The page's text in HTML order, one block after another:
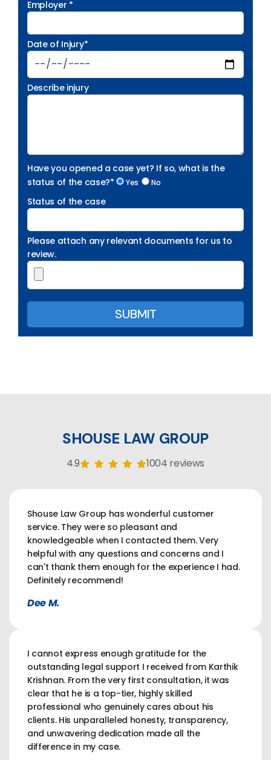
Employer *
Date of Injury*
Describe injury
Have you opened a case yet? If so, what is the
status of the case?*
Yes No
Status of the case
Please attach any relevant documents for us to
review.
SHOUSE LAW GROUP
4.9 1004 reviews
Shouse Law Group has wonderful customer
service. They were so pleasant and
knowledgeable when I contacted them. Very
helpful with any questions and concerns and I
can't thank them enough for the experience I had.
Definitely recommend!
Dee M.
I cannot express enough gratitude for the
outstanding legal support I received from Karthik
Krishnan. From the very first consultation, it was
clear that he is a top-tier, highly skilled
professional who genuinely cares about his
clients. His unparalleled honesty, transparency,
and unwavering dedication made all the
difference in my case.